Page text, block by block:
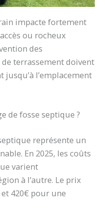
impacte fortement
ou rocheux
des
terrassement doivent
l’emplacement
de fosse septique ?
représente un
En 2025, les coûts
varient
à l’autre. Le prix
420€ pour une